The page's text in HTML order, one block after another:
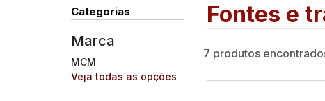
Categorias
Marca
MCM
Veja todas as opções
Fontes e
7 produtos